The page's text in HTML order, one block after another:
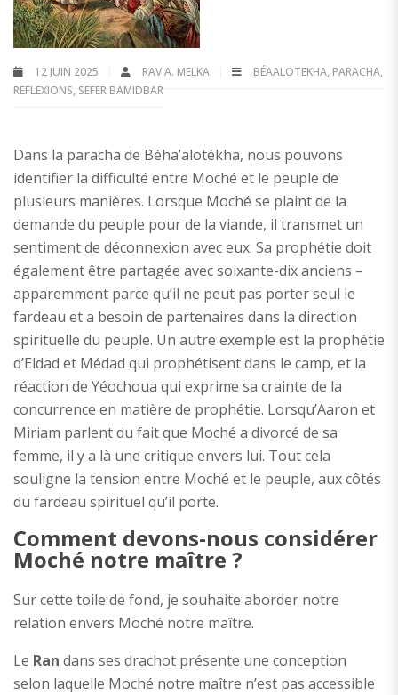
12 JUIN 2025 RAV A. MELKA BÉAALOTEKHA, PARACHA,
REFLEXIONS, SEFER BAMIDBAR
Dans la paracha de Béha’alotékha, nous pouvons
identifier la difficulté entre Moché et le peuple de
plusieurs manières. Lorsque Moché se plaint de la
demande du peuple pour de la viande, il transmet un
sentiment de déconnexion avec eux. Sa prophétie doit
également être partagée avec soixante-dix anciens –
apparemment parce qu’il ne peut pas porter seul le
fardeau et a besoin de partenaires dans la direction
spirituelle du peuple. Un autre exemple est la prophétie
d’Eldad et Médad qui prophétisent dans le camp, et la
réaction de Yéochoua qui exprime sa crainte de la
concurrence en matière de prophétie. Lorsqu’Aaron et
Miriam parlent du fait que Moché a divorcé de sa
femme, il y a là une critique envers lui. Tout cela
souligne la tension entre Moché et le peuple, aux côtés
du fardeau spirituel qu’il porte.
Comment devons-nous considérer
Moché notre maître ?
Sur cette toile de fond, je souhaite aborder notre
relation envers Moché notre maître.
Le Ran dans ses drachot présente une conception
selon laquelle Moché notre maître n’est pas accessible